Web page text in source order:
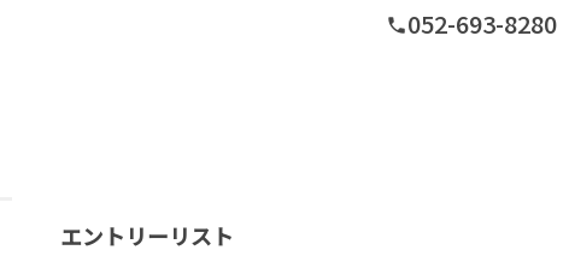
phone052-693-8280
エントリーリスト